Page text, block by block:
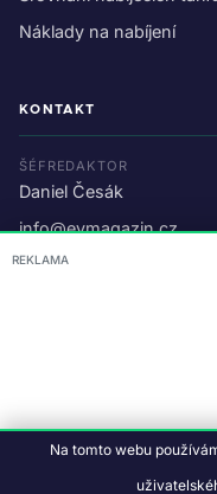
Náklady na nabíjení
KONTAKT
ŠÉFREDAKTOR
Daniel Česák
info@evmagazin.cz
O nás
© 2026 EV Magazin.
REKLAMA
Na tomto webu